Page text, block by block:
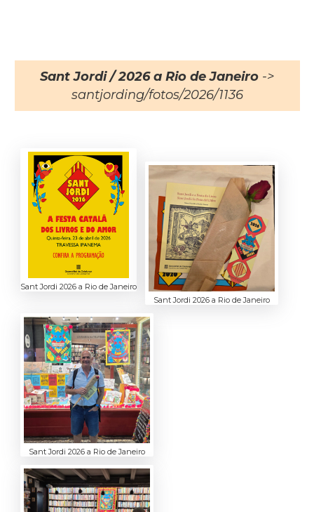
Sant Jordi / 2026 a Rio de Janeiro ->
santjording/fotos/2026/1136
Sant Jordi 2026 a Rio de Janeiro
Sant Jordi 2026 a Rio de Janeiro
Sant Jordi 2026 a Rio de Janeiro